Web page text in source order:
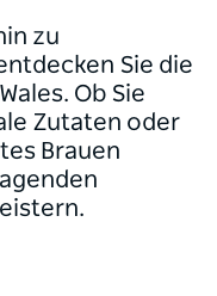
zu
Sie die
Ob Sie
Zutaten oder
Brauen